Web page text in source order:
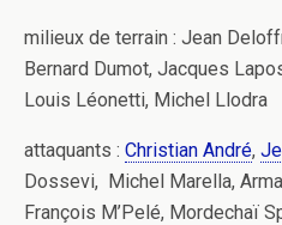
milieux de terrain : Jean
Bernard Dumot, Jacques
Louis Léonetti, Michel Llodra
attaquants : Christian André,
Dossevi, Michel Marella,
François M’Pelé, Mordechaï